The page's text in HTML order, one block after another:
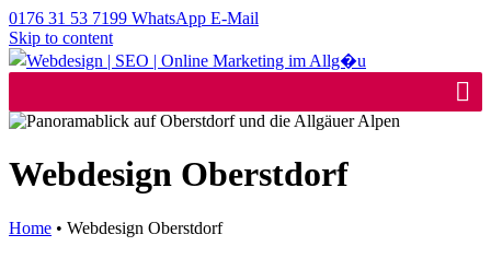
0176 31 53 7199 WhatsApp E-Mail
Skip to content
Webdesign Oberstdorf
Home • Webdesign Oberstdorf